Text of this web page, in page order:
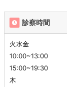
診察時間
火水金
10:00~13:00
15:00~19:30
木